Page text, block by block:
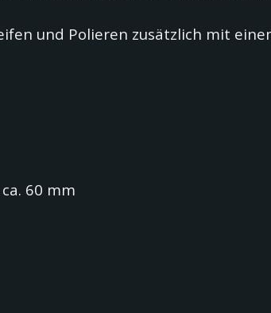
und Polieren zusätzlich mit
60 mm